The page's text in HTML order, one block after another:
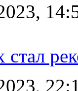
стал